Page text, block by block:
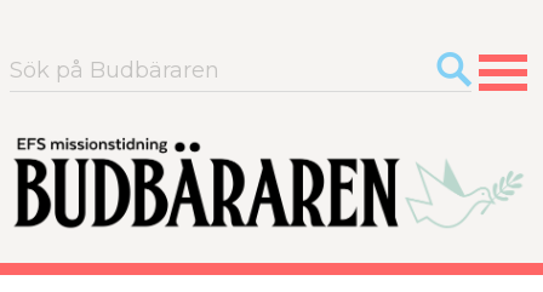
Sök
efter: